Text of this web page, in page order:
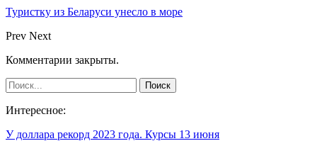
Туристку из Беларуси унесло в море
Prev Next
Комментарии закрыты.
Интересное:
У доллара рекорд 2023 года. Курсы 13 июня